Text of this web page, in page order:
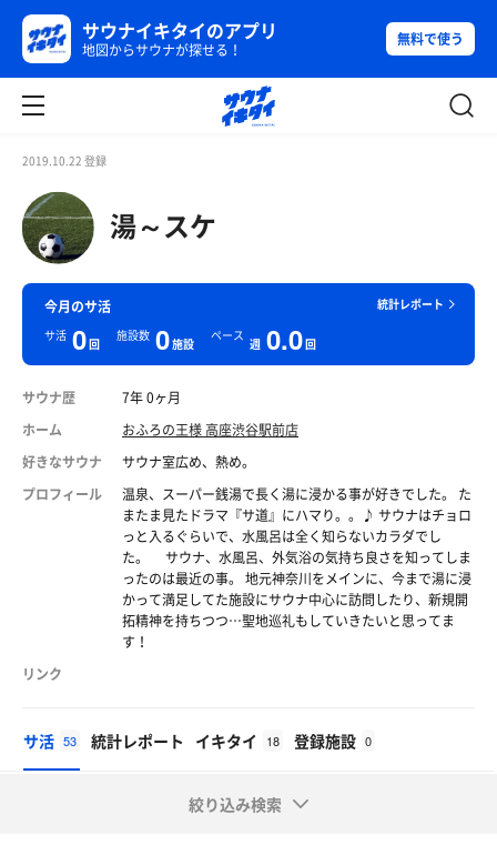
サウナイキタイのアプリ
地図からサウナが探せる！
無料で使う
2019.10.22 登録
湯～スケ
統計レポート
今月のサ活
サ活 0回
施設数 0施設
ペース
週 0.0回
サウナ歴
7年 0ヶ月
ホーム
おふろの王様 高座渋谷駅前店
好きなサウナ
サウナ室広め、熱め。
プロフィール
温泉、スーパー銭湯で長く湯に浸かる事が好きでした。 た
またま見たドラマ『サ道』にハマり。。♪ サウナはチョロ
っと入るぐらいで、水風呂は全く知らないカラダでし
た。 サウナ、水風呂、外気浴の気持ち良さを知ってしま
ったのは最近の事。 地元神奈川をメインに、今まで湯に浸
かって満足してた施設にサウナ中心に訪問したり、新規開
拓精神を持ちつつ…聖地巡礼もしていきたいと思ってま
す！
リンク
サ活 53 統計レポート イキタイ 18 登録施設 0
絞り込み検索